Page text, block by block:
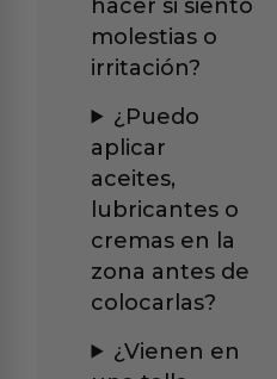
hacer si siento
molestias o
irritación?
¿Puedo
aplicar
aceites,
lubricantes o
cremas en la
zona antes de
colocarlas?
¿Vienen en